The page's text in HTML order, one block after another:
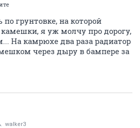
по грунтовке, на которой
я уж молчу про дорогу,
На камрюхе два раза радиатор
через дыру в бампере за
walker3